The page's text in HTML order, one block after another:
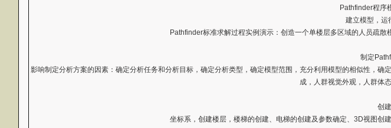
Pathfinder程序
建立模型，运
Pathfinder标准求解过程实例演示：创造一个单楼层多区域的人员疏
制定
影响制定分析方案的因素：确定分析任务和分析目标，确定分析类型，确定模型范围，充分利用模型的相似性，
成，人群视觉外观，人群体
创
坐标系，创建楼层，楼梯的创建、电梯的创建及参数确定、3D视图创